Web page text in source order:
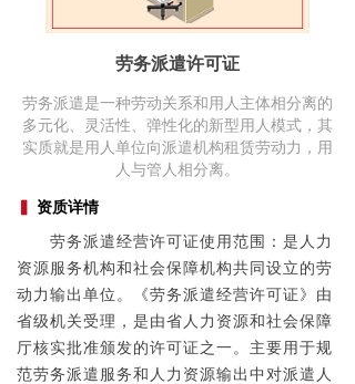
资质详情
劳务派遣经营许可证使用范围：是人力
资源服务机构和社会保障机构共同设立的劳
动力输出单位。《劳务派遣经营许可证》由
省级机关受理，是由省人力资源和社会保障
厅核实批准颁发的许可证之一。主要用于规
范劳务派遣服务和人力资源输出中对派遣人
劳务派遣许可证
劳务派遣是一种劳动关系和用人主体相分离的
多元化、灵活性、弹性化的新型用人模式，其
实质就是用人单位向派遣机构租赁劳动力，用
人与管人相分离。